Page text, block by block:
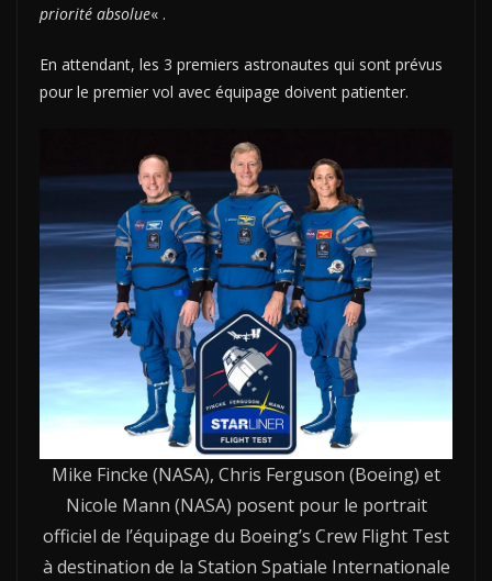
priorité absolue« .
En attendant, les 3 premiers astronautes qui sont prévus
pour le premier vol avec équipage doivent patienter.
Mike Fincke (NASA), Chris Ferguson (Boeing) et
Nicole Mann (NASA) posent pour le portrait
officiel de l’équipage du Boeing’s Crew Flight Test
à destination de la Station Spatiale Internationale